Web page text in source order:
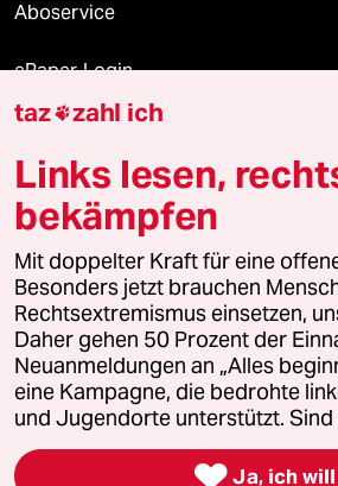
Aboservice
ePaper Login
Downloads für Abonnierende
© 2026 taz Verlags und Vertriebs
Alle Rechte vorbehalten. Bei rechtlichen
wenden Sie sich bitte an
lizenzen@taz.de
Feedback Redaktionsstatut
Leitlinie Informant Datenschutz
Seitenwende Einwilligungen
taz zahl ich
Links lesen,
bekämpfen
Mit doppelter Kraft für eine
Besonders jetzt brauchen
Rechtsextremismus einsetzen,
Daher gehen 50 Prozent der
Neuanmeldungen an „Alles
eine Kampagne, die bedrohte
und Jugendorte unterstützt. Sind
 Ja, ich will